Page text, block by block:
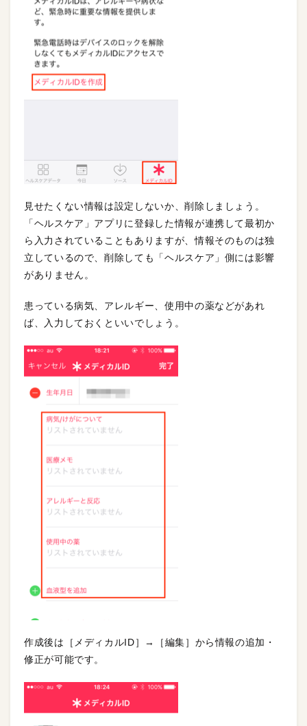
見せたくない情報は設定しないか、削除しましょう。
「ヘルスケア」アプリに登録した情報が連携して最初か
ら入力されていることもありますが、情報そのものは独
立しているので、削除しても「ヘルスケア」側には影響
がありません。
患っている病気、アレルギー、使用中の薬などがあれ
ば、入力しておくといいでしょう。
作成後は［メディカルID］→［編集］から情報の追加・
修正が可能です。